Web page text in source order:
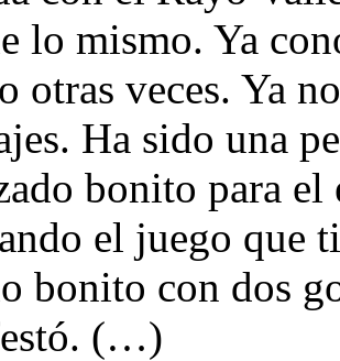
lo mismo. Ya
otras veces. Ya
Ha sido una
bonito para
el juego que
bonito con dos
(…)